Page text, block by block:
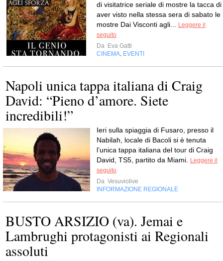
di visitatrice seriale di mostre la tacca di
aver visto nella stessa sera di sabato le
mostre Dai Visconti agli... Leggere il
seguito
Da Eva Gatti
CINEMA, EVENTI
Napoli unica tappa italiana di Craig
David: “Pieno d’amore. Siete
incredibili!”
Ieri sulla spiaggia di Fusaro, presso il
Nabilah, locale di Bacoli si è tenuta
l’unica tappa italiana del tour di Craig
David, TS5, partito da Miami. Leggere il
seguito
Da Vesuviolive
INFORMAZIONE REGIONALE
BUSTO ARSIZIO (va). Jemai e
Lambrughi protagonisti ai Regionali
assoluti